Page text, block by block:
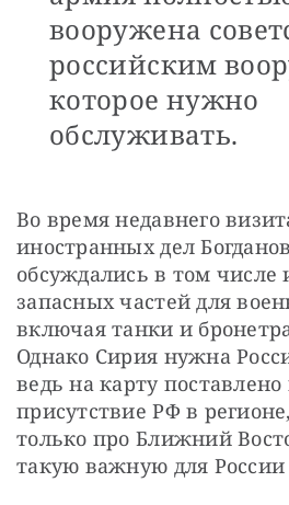
вооружена
российским
которое нужно
обслуживать.
Во время недавнего
иностранных дел
обсуждались в том числе
запасных частей для
включая танки и
Однако Сирия нужна
ведь на карту поставлено
присутствие РФ в
только про Ближний
такую важную для